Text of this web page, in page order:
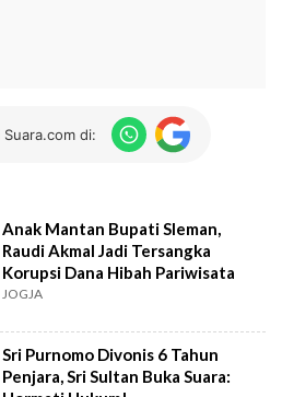
di:
Anak Mantan Bupati Sleman,
Raudi Akmal Jadi Tersangka
Korupsi Dana Hibah Pariwisata
JOGJA
Sri Purnomo Divonis 6 Tahun
Penjara, Sri Sultan Buka Suara: